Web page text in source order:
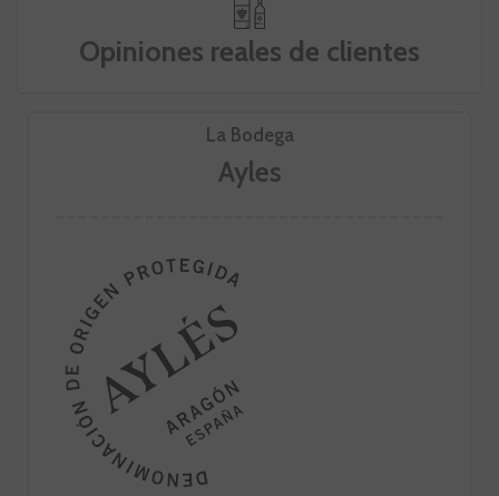
La Bodega
Ayles
Opiniones reales de clientes